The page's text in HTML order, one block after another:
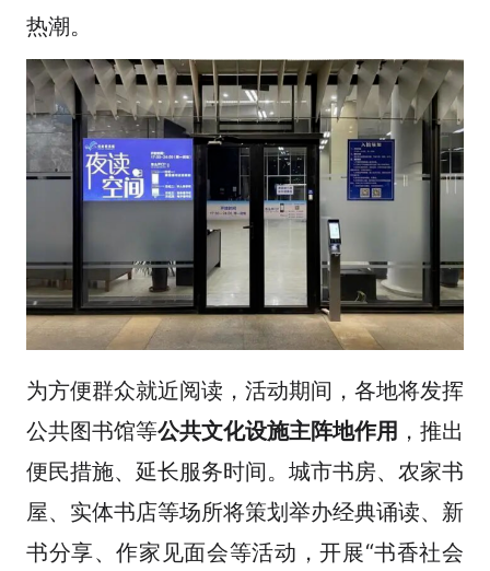
热潮。
为方便群众就近阅读，活动期间，各地将发挥
公共图书馆等公共文化设施主阵地作用 ，推出
便民措施、延长服务时间。城市书房、农家书
屋、实体书店等场所将策划举办经典诵读、新
书分享、作家见面会等活动，开展“书香社会